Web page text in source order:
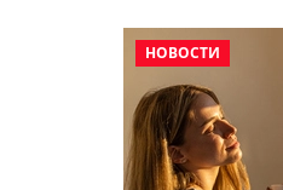
НОВОСТИ